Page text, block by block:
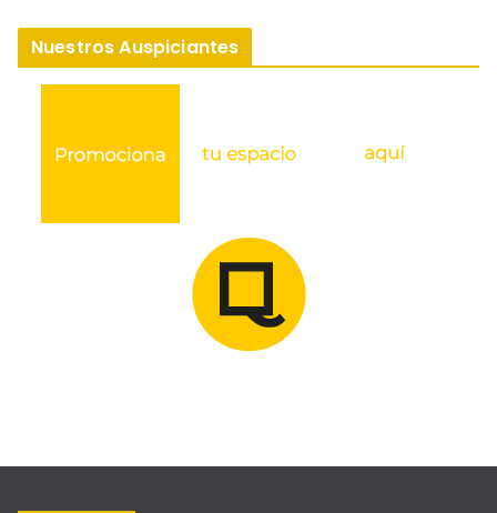
Nuestros Auspiciantes